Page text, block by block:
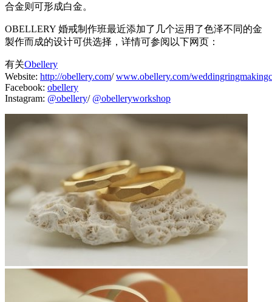
合金则可形成白金。
OBELLERY 婚戒制作班最近添加了几个运用了色泽不同的金
製作而成的设计可供选择，详情可参阅以下网页：
有关Obellery
Website: http://obellery.com/www.obellery.com/
Facebook: obellery
Instagram: @obellery/ @obelleryworkshop